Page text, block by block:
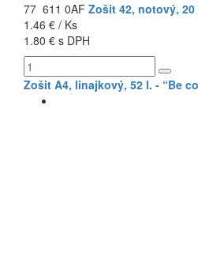
77 611 0AF Zošit 42, notový, 20
1.46 € / Ks
1.80 € s DPH
Zošit A4, linajkový, 52 l. - “Be